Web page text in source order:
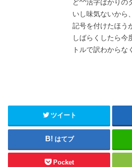
ど^^活字ばかりの
いし味気ないから
記号を付けたほう
しばらくしたら今
トルで訳わからな
ツイート
はてブ
Pocket